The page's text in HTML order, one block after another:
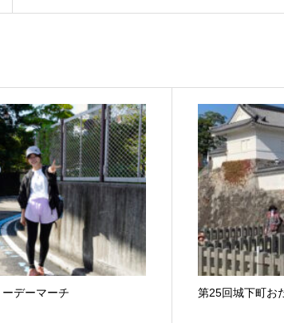
デーマーチ 第25回城下町お